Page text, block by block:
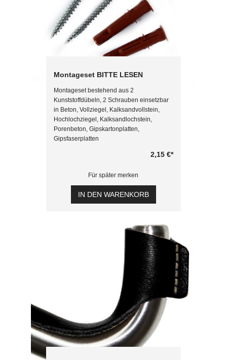
Montageset BITTE LESEN
Montageset bestehend aus 2
Kunststoffdübeln, 2 Schrauben einsetzbar
in Beton, Vollziegel, Kalksandvollstein,
Hochlochziegel, Kalksandlochstein,
Porenbeton, Gipskartonplatten,
Gipsfaserplatten
2,15 €*
Für später merken
IN DEN WARENKORB